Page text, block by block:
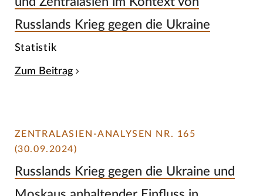
Russlands Krieg gegen die Ukraine
Statistik
Zum Beitrag
ZENTRALASIEN-ANALYSEN NR. 165
(30.09.2024)
Russlands Krieg gegen die Ukraine und